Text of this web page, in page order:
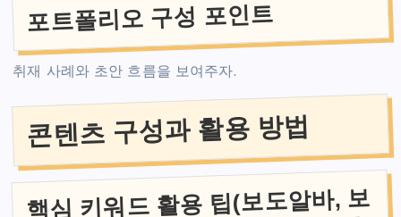
포트폴리오 구성 포인트
취재 사례와 초안 흐름을 보여주자.
콘텐츠 구성과 활용 방법
핵심 키워드 활용 팁(보도알바, 보